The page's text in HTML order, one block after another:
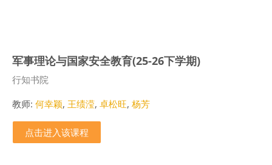
军事理论与国家安全教育(25-26下学期)
课程类别
行知书院
教师: 何幸颖, 王绩滢, 卓松旺, 杨芳
点击进入该课程